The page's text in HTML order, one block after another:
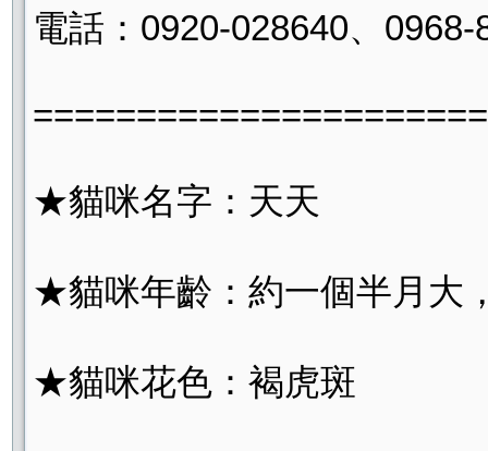
電話：0920-028640、0968-
★貓咪名字：天天
★貓咪年齡：約一個半月大
★貓咪花色：褐虎斑